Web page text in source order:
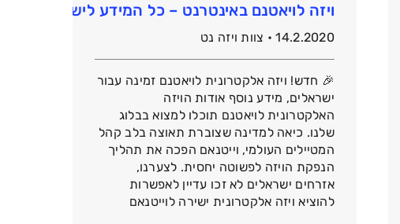
ויזה לויאטנם באינטרנט – כל המידע לישראלים
14.2.2020 • צוות ויזה נט
🎉 חדש! ויזה אלקטרונית לויאטנם זמינה עבור
ישראלים, מידע נוסף אודות הויזה
האלקטרונית לויאטנם תוכלו למצוא בבלוג
שלנו. כיאה למדינה שצוברת תאוצה בלב קהל
המטיילים העולמי, וייטנאם הפכה את תהליך
הנפקת הויזה לפשוטה יחסית. לצערנו,
אזרחים ישראלים לא זכו עדיין לאפשרות
להוציא ויזה אלקטרונית ישירה לוייטנאם